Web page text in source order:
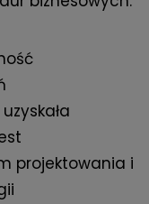
projektowania i